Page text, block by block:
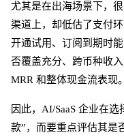
尤其是在出海场景下，
渠道上，却低估了支付
开通试用、订阅到期时
否覆盖充分、跨币种收
MRR 和整体现金流表现。
因此， AI/SaaS 企业在
款”，而要重点评估其是